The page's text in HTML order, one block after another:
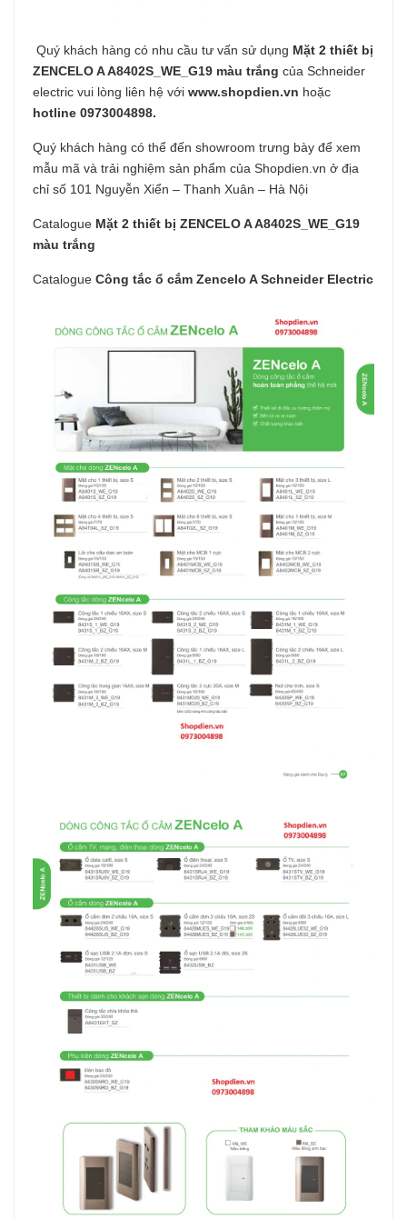
Quý khách hàng có nhu cầu tư vấn sử dụng Mặt 2 thiết bị
ZENCELO A A8402S_WE_G19 màu trắng của Schneider
electric vui lòng liên hệ với www.shopdien.vn hoặc
hotline 0973004898.
Quý khách hàng có thể đến showroom trưng bày để xem
mẫu mã và trải nghiệm sản phẩm của Shopdien.vn ở địa
chỉ số 101 Nguyễn Xiển – Thanh Xuân – Hà Nội
Catalogue Mặt 2 thiết bị ZENCELO A A8402S_WE_G19
màu trắng
Catalogue Công tắc ổ cắm Zencelo A Schneider Electric